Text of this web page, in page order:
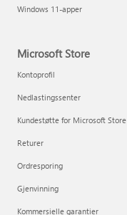
Windows 11-apper
Microsoft Store
Kontoprofil
Nedlastingssenter
Kundestøtte for Microsoft Store
Returer
Ordresporing
Gjenvinning
Kommersielle garantier